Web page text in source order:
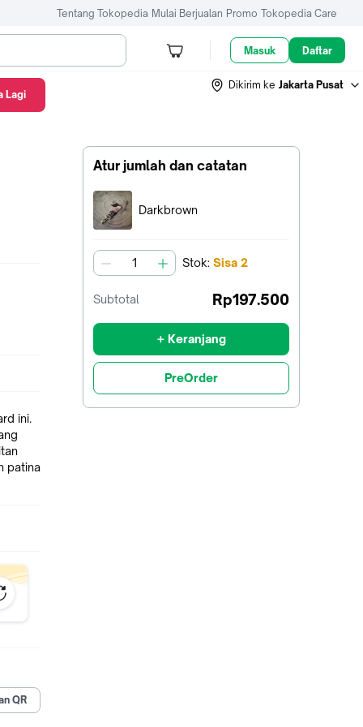
Tentang Tokopedia Mulai Berjualan Promo Tokopedia Care
Masuk Daftar
Dikirim ke Jakarta Pusat
Atur jumlah dan catatan
Terpilih:
Darkbrown
jumlah Stok: Sisa 2
Subtotal Rp197.500
+ Keranjang
PreOrder
ini.
patina
QR
Lagi